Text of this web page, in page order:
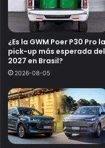
¿Es la GWM Poer P30 Pro la
pick-up más esperada del
2027 en Brasil?
2026-08-05